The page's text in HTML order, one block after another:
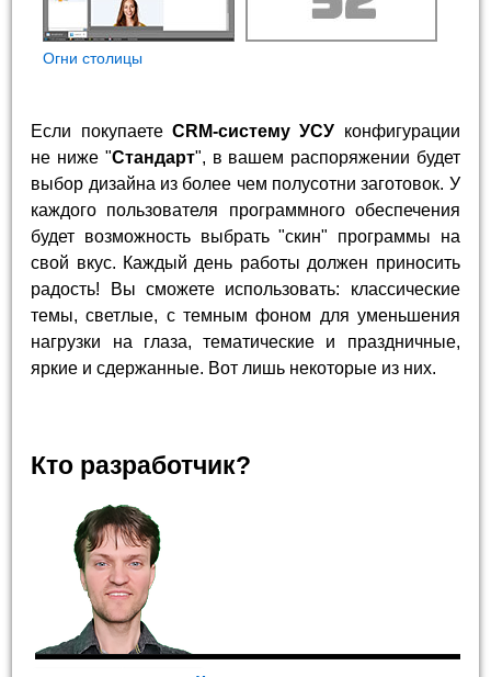
Огни столицы
Если покупаете CRM-систему УСУ конфигурации
не ниже "Стандарт", в вашем распоряжении будет
выбор дизайна из более чем полусотни заготовок. У
каждого пользователя программного обеспечения
будет возможность выбрать "скин" программы на
свой вкус. Каждый день работы должен приносить
радость! Вы сможете использовать: классические
темы, светлые, с темным фоном для уменьшения
нагрузки на глаза, тематические и праздничные,
яркие и сдержанные. Вот лишь некоторые из них.
Кто разработчик?